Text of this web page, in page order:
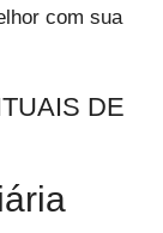
com sua
DE